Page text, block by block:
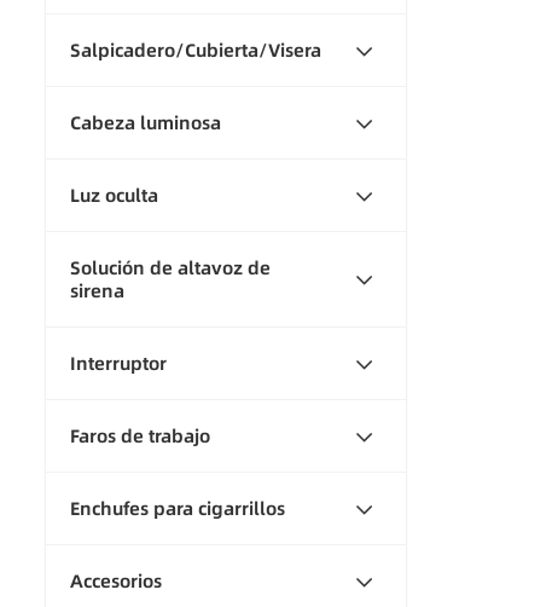
Salpicadero/Cubierta/Visera
Cabeza luminosa
Luz oculta
Solución de altavoz de
sirena
Interruptor
Faros de trabajo
Enchufes para cigarrillos
Accesorios